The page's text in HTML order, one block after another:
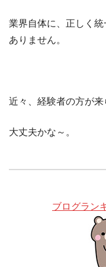
業界自体に、正しく
ありません。
近々、経験者の方が来
大丈夫かな～。
ブログラン